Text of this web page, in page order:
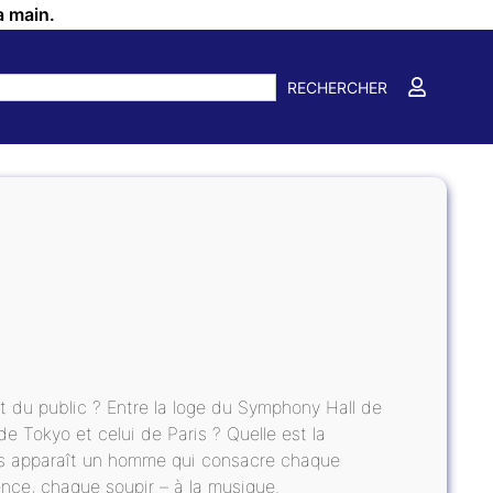
main.
RECHERCHER
public ? Entre la loge du Symphony Hall de
Tokyo et celui de Paris ? Quelle est la
un homme qui consacre chaque
chaque soupir – à la musique.